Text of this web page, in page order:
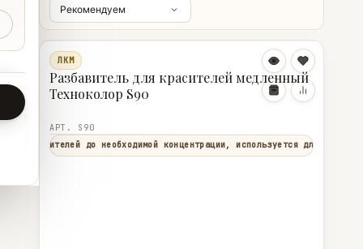
ЛКМ
Разбавитель для красителей медленный
Техноколор S90
АРТ. S90
красителей до необходимой концентрации, используется для